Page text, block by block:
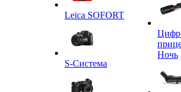
Leica SOFORT
S-Система
Ночь